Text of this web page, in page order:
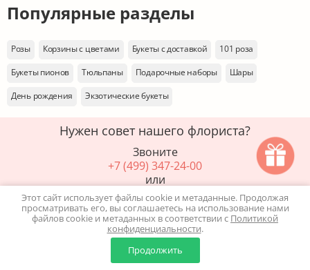
Популярные разделы
Розы Корзины с цветами Букеты с доставкой
101 роза
Букеты пионов
Тюльпаны Подарочные наборы
Шары
День рождения
Экзотические букеты
Нужен совет нашего флориста?
Звоните
+7 (499) 347-24-00
или
Закажите звонок
Доставка свежих цветов в любую
0
Корзина
Этот сайт использует файлы cookie и метаданные. Продолжая
просматривать его, вы соглашаетесь на использование нами
файлов cookie и метаданных в соответствии с Политикой
конфиденциальности.
Продолжить